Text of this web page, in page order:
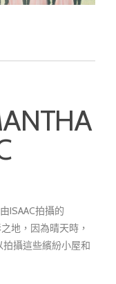
ISAAC拍攝的
地，因為晴天時，
攝這些繽紛小屋和